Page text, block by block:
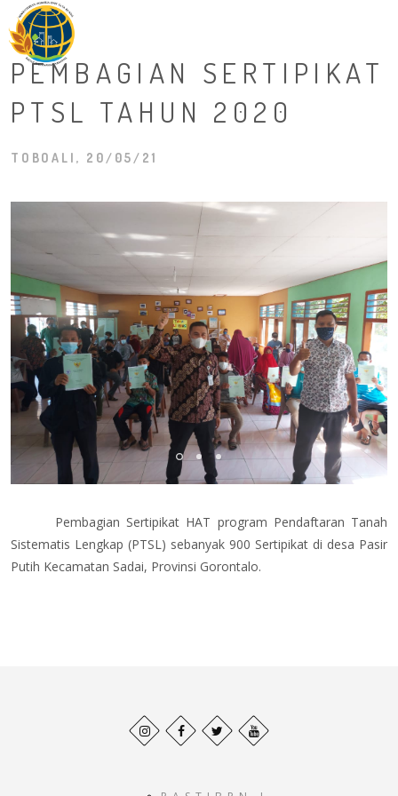
PEMBAGIAN SERTIPIKAT
PTSL TAHUN 2020
TOBOALI, 20/05/21
Pembagian Sertipikat HAT program Pendaftaran Tanah
Sistematis Lengkap (PTSL) sebanyak 900 Sertipikat di desa Pasir
Putih Kecamatan Sadai, Provinsi Gorontalo.
Behance
profile
Facebook
profile
Twitter
profile
Pinterest